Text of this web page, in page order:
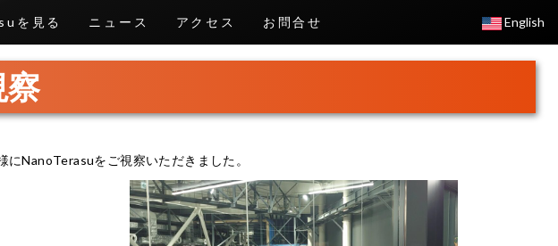
を見る ニュース アクセス お問合せ English
NanoTerasuをご視察いただきました。